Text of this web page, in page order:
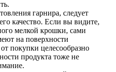
гарнира, следует
качество. Если вы видите,
мелкой крошки, сами
на поверхности
покупки целесообразно
продукта тоже не